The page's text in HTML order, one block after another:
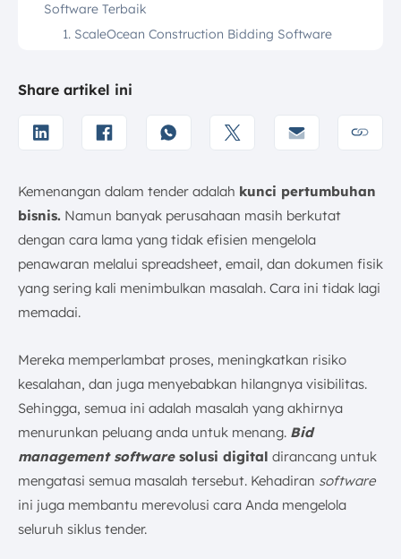
Software Terbaik
1. ScaleOcean Construction Bidding Software
4. Procore Construction Bid Management Software
5. BuildingConnected (Autodesk)
7. InEight Bid Management Software
8. Buildertrend Construction Bid Management
Software
9. Stack Bid Management Software
10. Archdesk
11. Clear Estimates
Fitur-fitur Wajib Software Bidding Konstruksi
1. Manajemen Bidding Terpusat (Centralized Bid
Management)
2. Estimasi Biaya (Cost Estimation) dan Takeoff
Digital
3. Manajemen dan Komunikasi dengan
Subkontraktor
4. Manajemen Dokumen Proyek
Share artikel ini
Kemenangan dalam tender adalah kunci pertumbuhan
bisnis. Namun banyak perusahaan masih berkutat
dengan cara lama yang tidak efisien mengelola
penawaran melalui spreadsheet, email, dan dokumen fisik
yang sering kali menimbulkan masalah. Cara ini tidak lagi
memadai.
Mereka memperlambat proses, meningkatkan risiko
kesalahan, dan juga menyebabkan hilangnya visibilitas.
Sehingga, semua ini adalah masalah yang akhirnya
menurunkan peluang anda untuk menang. Bid
management software solusi digital dirancang untuk
mengatasi semua masalah tersebut. Kehadiran software
ini juga membantu merevolusi cara Anda mengelola
seluruh siklus tender.